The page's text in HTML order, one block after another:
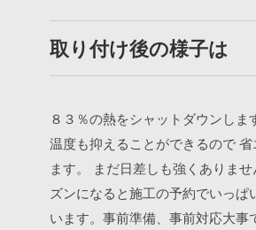
取り付け後の様子は
８３％の熱をシャットダウンしま
温度も抑えることができるので 省
ます。
まだ日差しも強くありま
ズンになると施工の予約でいっぱ
います。事前準備、事前対応大事